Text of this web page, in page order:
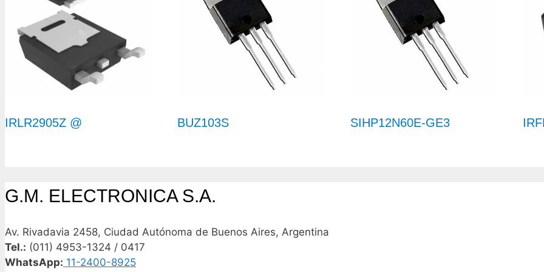
IRLR2905Z @ BUZ103S SIHP12N60E-GE3
G.M. ELECTRONICA S.A.
Av. Rivadavia 2458, Ciudad Autónoma de Buenos Aires, Argentina
Tel.: (011) 4953-1324 / 0417
WhatsApp: 11-2400-8925